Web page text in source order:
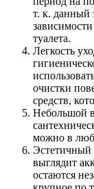
т. к. данный
туалета.
Легкость
очистки
средств,
Небольшой
можно в
Эстетичный
выглядит
остаются